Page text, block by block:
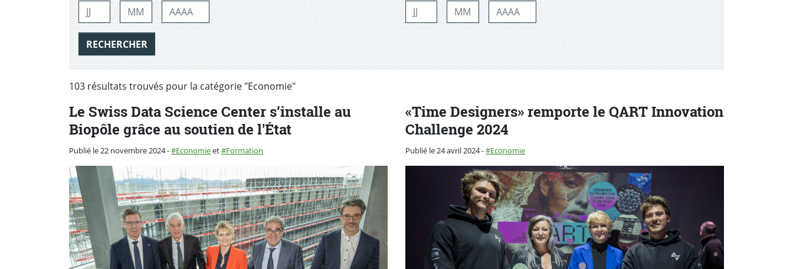
Jour Mois Année Jour Mois Année
RECHERCHER
103 résultats trouvés pour la catégorie "Economie"
Le Swiss Data Science Center s’installe au
Biopôle grâce au soutien de l'État
Publié le 22 novembre 2024-Catégorie :
Economieet Formation
«Time Designers» remporte le QART Innovation
Challenge 2024
Publié le 24 avril 2024-Catégorie :
Economie